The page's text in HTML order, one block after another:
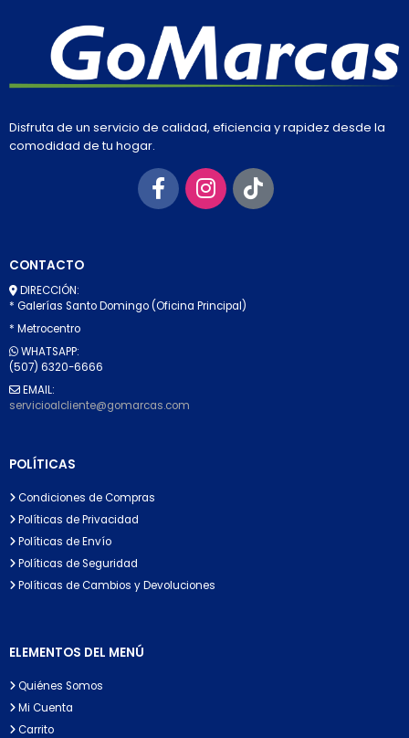
Disfruta de un servicio de calidad, eficiencia y rapidez desde la
comodidad de tu hogar.
CONTACTO
DIRECCIÓN:
* Galerías Santo Domingo (Oficina Principal)
* Metrocentro
WHATSAPP:
(507) 6320-6666
EMAIL:
servicioalcliente@gomarcas.com
POLÍTICAS
Condiciones de Compras
Políticas de Privacidad
Políticas de Envío
Políticas de Seguridad
Políticas de Cambios y Devoluciones
ELEMENTOS DEL MENÚ
Quiénes Somos
Mi Cuenta
Carrito